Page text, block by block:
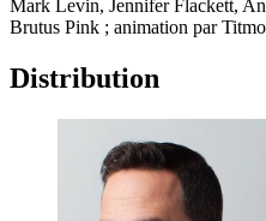
Mark Levin, Jennifer Flackett,
Brutus Pink ; animation par
Distribution